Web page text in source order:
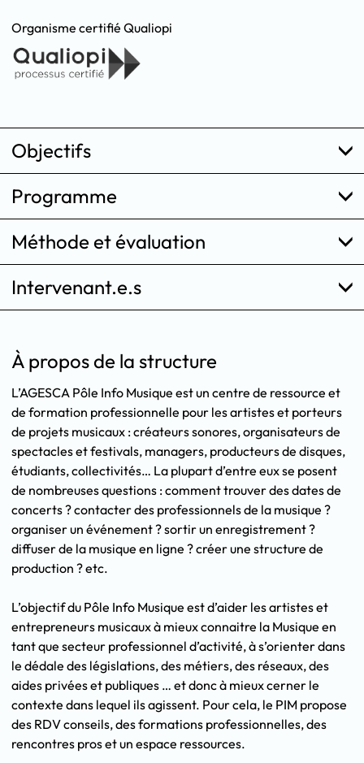
Organisme certifié Qualiopi
Objectifs
Programme
Méthode et évaluation
Intervenant.e.s
À propos de la structure
L’AGESCA Pôle Info Musique est un centre de ressource et
de formation professionnelle pour les artistes et porteurs
de projets musicaux : créateurs sonores, organisateurs de
spectacles et festivals, managers, producteurs de disques,
étudiants, collectivités… La plupart d’entre eux se posent
de nombreuses questions : comment trouver des dates de
concerts ? contacter des professionnels de la musique ?
organiser un événement ? sortir un enregistrement ?
diffuser de la musique en ligne ? créer une structure de
production ? etc.
L’objectif du Pôle Info Musique est d’aider les artistes et
entrepreneurs musicaux à mieux connaitre la Musique en
tant que secteur professionnel d’activité, à s’orienter dans
le dédale des législations, des métiers, des réseaux, des
aides privées et publiques … et donc à mieux cerner le
contexte dans lequel ils agissent. Pour cela, le PIM propose
des RDV conseils, des formations professionnelles, des
rencontres pros et un espace ressources.